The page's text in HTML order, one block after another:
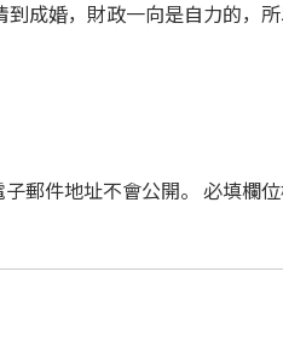
到成婚，財政一向是自力的，
郵件地址不會公開。 必填欄